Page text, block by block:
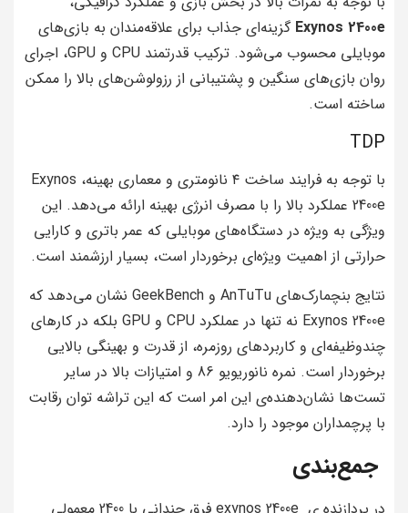
Exynos 2400e گزینه‌ای جذاب برای علاقه‌مندان به بازی‌های
موبایلی محسوب می‌شود. ترکیب قدرتمند CPU و GPU، اجرای
روان بازی‌های سنگین و پشتیبانی از رزولوشن‌های بالا را ممکن
ساخته است.
TDP
با توجه به فرایند ساخت ۴ نانومتری و معماری بهینه، Exynos
2400e عملکرد بالا را با مصرف انرژی بهینه ارائه می‌دهد. این
ویژگی به ویژه در دستگاه‌های موبایلی که عمر باتری و کارایی
حرارتی از اهمیت ویژه‌ای برخوردار است، بسیار ارزشمند است.
نتایج بنچمارک‌های AnTuTu و GeekBench نشان می‌دهد که
Exynos 2400e نه تنها در عملکرد CPU و GPU بلکه در کارهای
چندوظیفه‌ای و کاربردهای روزمره، از قدرت و بهینگی بالایی
برخوردار است. نمره نانو‌ریویو 86 و امتیازات بالا در سایر
تست‌ها نشان‌دهنده‌ی این امر است که این تراشه توان رقابت
با پرچمداران موجود را دارد.
جمع‌بندی